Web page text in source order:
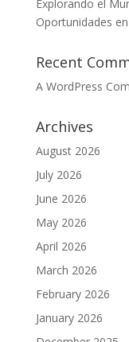
Explorando el
Oportunidades
Recent
A WordPress
Archives
August 2026
July 2026
June 2026
May 2026
April 2026
March 2026
February 2026
January 2026